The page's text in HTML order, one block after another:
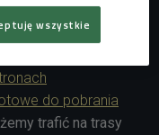
jeżdżą na rowerze
do pobrania
trafić na trasy
wszystkie